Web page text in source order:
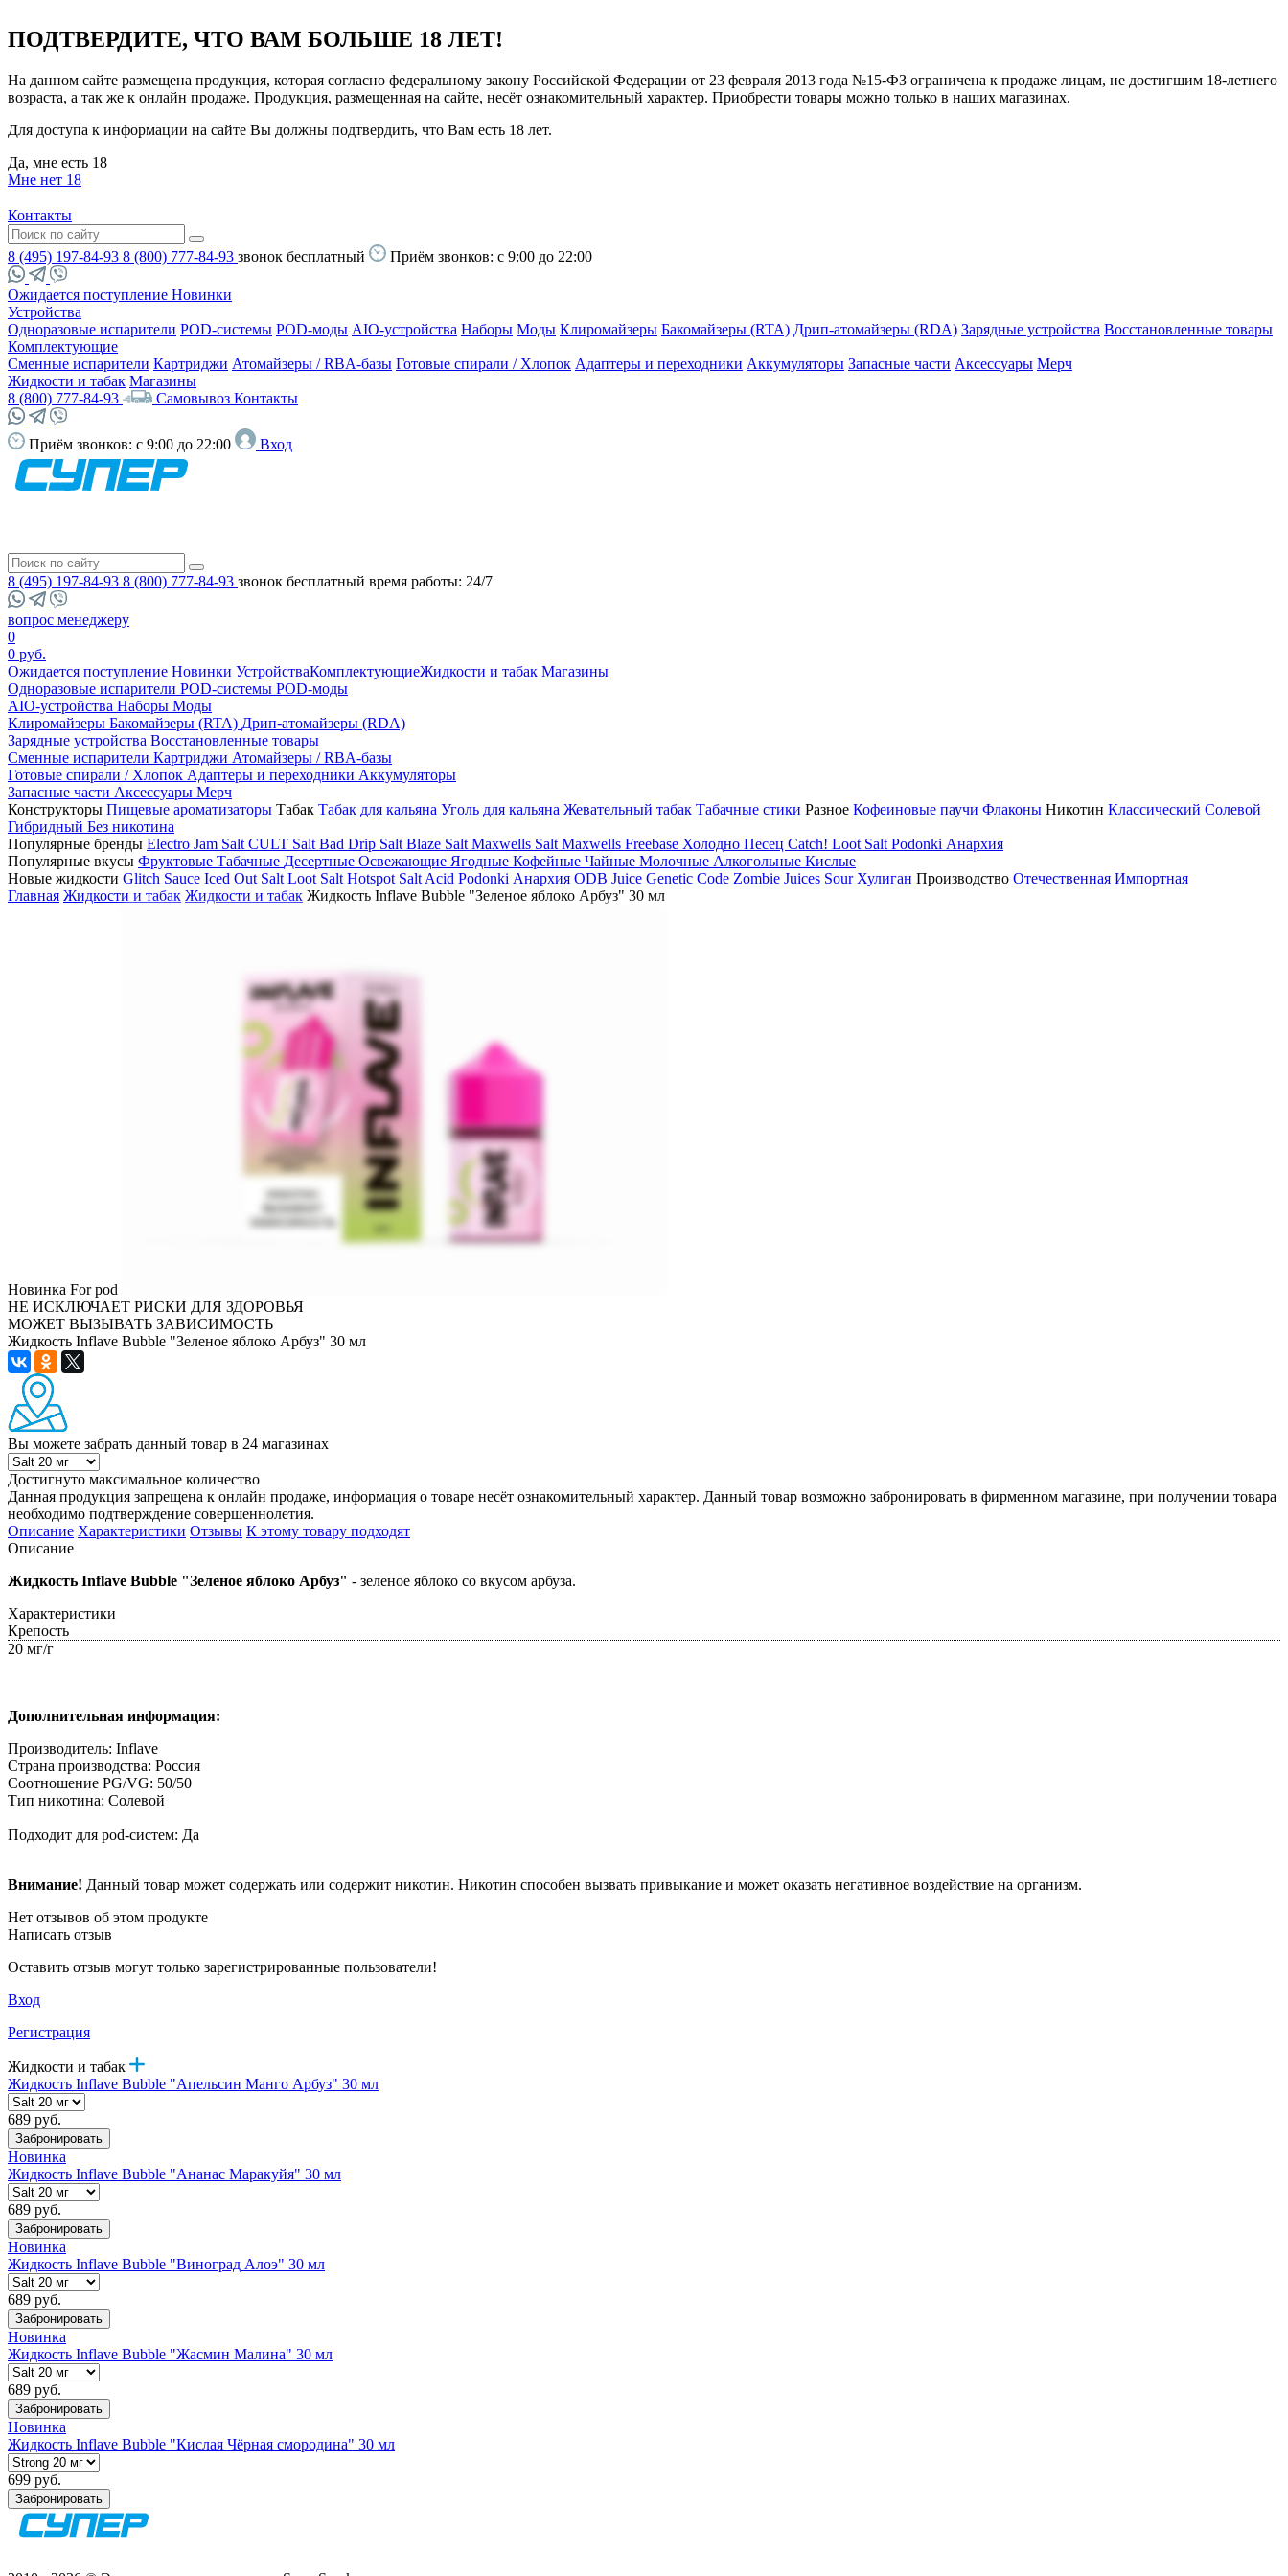
ПОДТВЕРДИТЕ, ЧТО ВАМ БОЛЬШЕ 18 ЛЕТ!
На данном сайте размещена продукция, которая согласно федеральному закону Российской Федерации от 23 февраля 2013 года №15-ФЗ ограничена к продаже лицам, не достигшим 18-летнего
возраста, а так же к онлайн продаже. Продукция, размещенная на сайте, несёт ознакомительный характер. Приобрести товары можно только в наших магазинах.
Для доступа к информации на сайте Вы должны подтвердить, что Вам есть 18 лет.
Да, мне есть 18
Мне нет 18
Контакты
8 (495) 197-84-93 8 (800) 777-84-93 звонок бесплатный Приём звонков: с 9:00 до 22:00
Ожидается поступление Новинки
Устройства
Одноразовые испарители POD-системы POD-моды AIO-устройства Наборы Моды Клиромайзеры Бакомайзеры (RTA) Дрип-атомайзеры (RDA) Зарядные устройства Восстановленные товары
Комплектующие
Сменные испарители Картриджи Атомайзеры / RBA-базы Готовые спирали / Хлопок Адаптеры и переходники Аккумуляторы Запасные части Аксессуары Мерч
Жидкости и табак Магазины
8 (800) 777-84-93
Самовывоз Контакты
Приём звонков: с 9:00 до 22:00 Вход
8 (495) 197-84-93 8 (800) 777-84-93 звонок бесплатный время работы: 24/7
вопрос менеджеру
0
0 руб.
Ожидается поступление Новинки УстройстваКомплектующиеЖидкости и табак Магазины
Одноразовые испарители POD-системы POD-моды
AIO-устройства Наборы Моды
Клиромайзеры Бакомайзеры (RTA) Дрип-атомайзеры (RDA)
Зарядные устройства Восстановленные товары
Сменные испарители Картриджи Атомайзеры / RBA-базы
Готовые спирали / Хлопок Адаптеры и переходники Аккумуляторы
Запасные части Аксессуары Мерч
Конструкторы Пищевые ароматизаторы Табак Табак для кальяна Уголь для кальяна Жевательный табак Табачные стики Разное Кофеиновые паучи Флаконы Никотин Классический Солевой
Гибридный Без никотина
Популярные бренды Electro Jam Salt CULT Salt Bad Drip Salt Blaze Salt Maxwells Salt Maxwells Freebase Холодно Песец Catch! Loot Salt Podonki Анархия
Популярные вкусы Фруктовые Табачные Десертные Освежающие Ягодные Кофейные Чайные Молочные Алкогольные Кислые
Новые жидкости Glitch Sauce Iced Out Salt Loot Salt Hotspot Salt Acid Podonki Анархия ODB Juice Genetic Code Zombie Juices Sour Хулиган Производство Отечественная Импортная
Главная Жидкости и табак Жидкости и табак Жидкость Inflave Bubble "Зеленое яблоко Арбуз" 30 мл
Новинка For pod
НЕ ИСКЛЮЧАЕТ РИСКИ ДЛЯ ЗДОРОВЬЯ
МОЖЕТ ВЫЗЫВАТЬ ЗАВИСИМОСТЬ
Жидкость Inflave Bubble "Зеленое яблоко Арбуз" 30 мл
Вы можете забрать данный товар в 24 магазинах
Достигнуто максимальное количество
Данная продукция запрещена к онлайн продаже, информация о товаре несёт ознакомительный характер. Данный товар возможно забронировать в фирменном магазине, при получении товара
необходимо подтверждение совершеннолетия.
Описание Характеристики Отзывы К этому товару подходят
Описание
Жидкость Inflave Bubble "Зеленое яблоко Арбуз" - зеленое яблоко со вкусом арбуза.
Характеристики
Крепость
20 мг/г
Дополнительная информация:
Производитель: Inflave
Страна производства: Россия
Соотношение PG/VG: 50/50
Тип никотина: Солевой
Подходит для pod-систем: Да
Внимание! Данный товар может содержать или содержит никотин. Никотин способен вызвать привыкание и может оказать негативное воздействие на организм.
Нет отзывов об этом продукте
Написать отзыв
Оставить отзыв могут только зарегистрированные пользователи!
Вход
Регистрация
Жидкости и табак
Жидкость Inflave Bubble "Апельсин Манго Арбуз" 30 мл
689 руб.
Забронировать
Новинка
Жидкость Inflave Bubble "Ананас Маракуйя" 30 мл
689 руб.
Забронировать
Новинка
Жидкость Inflave Bubble "Виноград Алоэ" 30 мл
689 руб.
Забронировать
Новинка
Жидкость Inflave Bubble "Жасмин Малина" 30 мл
689 руб.
Забронировать
Новинка
Жидкость Inflave Bubble "Кислая Чёрная смородина" 30 мл
699 руб.
Забронировать